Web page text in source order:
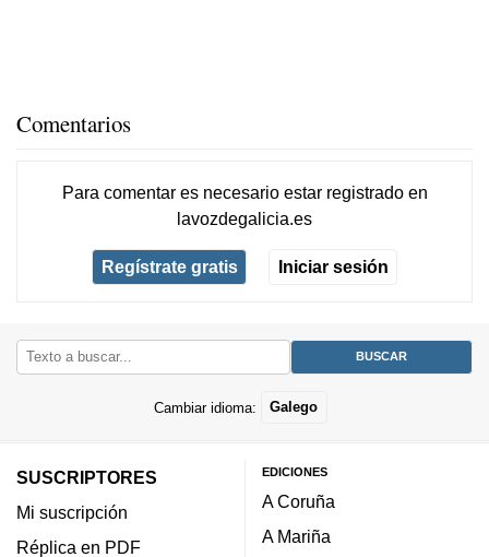
Comentarios
Para comentar es necesario estar registradoen
lavozdegalicia.es
Regístrate gratis Iniciar sesión
Cambiar idioma: Galego
SUSCRIPTORES
Mi suscripción
Réplica en PDF
EDICIONES
A Coruña
A Mariña